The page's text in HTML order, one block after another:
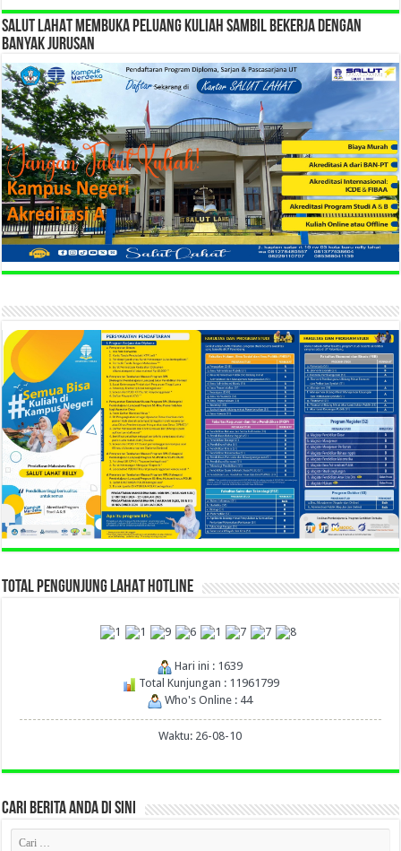
SALUT LAHAT MEMBUKA PELUANG KULIAH SAMBIL BEKERJA DENGAN
BANYAK JURUSAN
TOTAL PENGUNJUNG LAHAT HOTLINE
Hari ini : 1639
Total Kunjungan : 11961799
Who's Online : 44
Waktu: 26-08-10
CARI BERITA ANDA DI SINI